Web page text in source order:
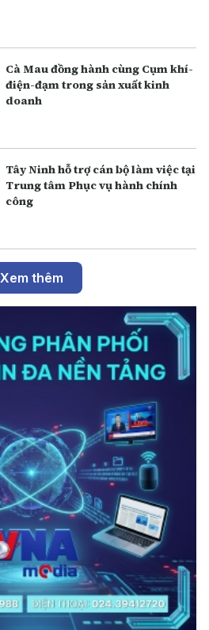
Cà Mau đồng hành cùng Cụm khí-
điện-đạm trong sản xuất kinh
doanh
Tây Ninh hỗ trợ cán bộ làm việc tại
Trung tâm Phục vụ hành chính
công
Xem thêm